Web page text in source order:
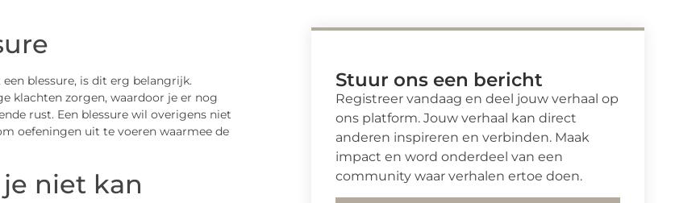
blessure, is dit erg belangrijk.
klachten zorgen, waardoor je er nog
rust. Een blessure wil overigens niet
oefeningen uit te voeren waarmee de
niet kan
Stuur ons een bericht
Registreer vandaag en deel jouw verhaal op
ons platform. Jouw verhaal kan direct
anderen inspireren en verbinden. Maak
impact en word onderdeel van een
community waar verhalen ertoe doen.